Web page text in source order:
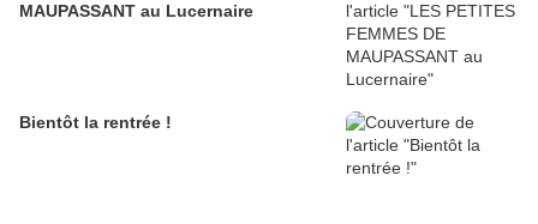
MAUPASSANT au Lucernaire
Bientôt la rentrée !